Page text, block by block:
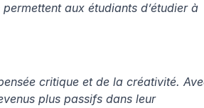
aux étudiants d’étudier à
critique et de la créativité.
plus passifs dans leur